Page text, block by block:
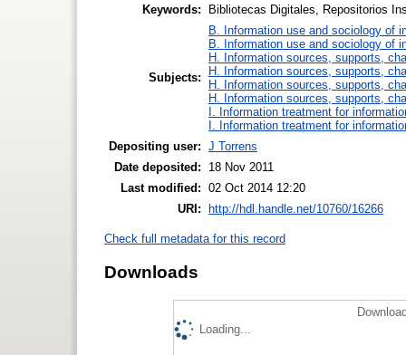
Keywords:
Bibliotecas Digitales, Repositorios
Subjects:
B. Information use and sociology of
B. Information use and sociology of
H. Information sources, supports,
H. Information sources, supports,
H. Information sources, supports,
H. Information sources, supports,
I. Information treatment for
I. Information treatment for
Depositing user: J Torrens
Date deposited:
18 Nov 2011
Last modified: 02 Oct 2014 12:20
URI:
http://hdl.handle.net/10760/16266
Check full metadata for this record
Downloads
Loading...